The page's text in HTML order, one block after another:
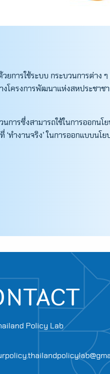
การใช้ระบบ กระบวนการต่าง ๆ
โครงการพัฒนาแห่งสหประชาช
การซึ่งสามารถใช้ในการออกนโ
ทำงานจริง’ ในการออกแบบนโย
Policy Lab